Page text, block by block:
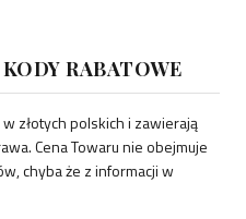
RABATOWE
złotych polskich i zawierają
Cena Towaru nie obejmuje
chyba że z informacji w